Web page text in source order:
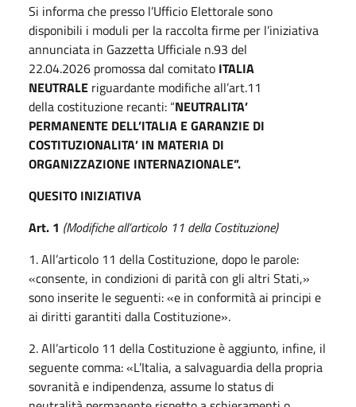
Si informa che presso l’Ufficio Elettorale sono
disponibili i moduli per la raccolta firme per l’iniziativa
annunciata in Gazzetta Ufficiale n.93 del
22.04.2026 promossa dal comitato ITALIA
NEUTRALE riguardante modifiche all’art.11
dellacostituzione recanti: “NEUTRALITA’
PERMANENTE DELL’ITALIA E GARANZIE DI
COSTITUZIONALITA’ IN MATERIA DI
ORGANIZZAZIONE INTERNAZIONALE”.
QUESITO INIZIATIVA
Art. 1 (Modifiche all’articolo 11 della Costituzione)
1. All’articolo 11 della Costituzione, dopo le parole:
«consente, in condizioni di parità con gli altri Stati,»
sono inserite le seguenti: «e in conformità ai principi e
ai diritti garantiti dalla Costituzione».
2. All’articolo 11 della Costituzione è aggiunto, infine, il
seguente comma: «L’Italia, a salvaguardia della propria
sovranità e indipendenza, assume lo status di